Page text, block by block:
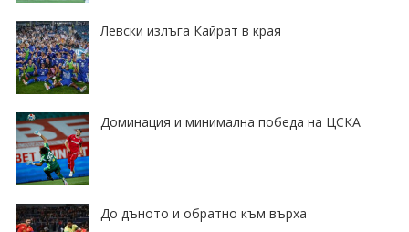
Левски излъга Кайрат в края
Доминация и минимална победа на ЦСКА
До дъното и обратно към върха